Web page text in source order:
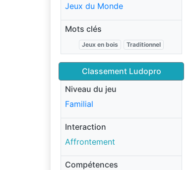
Jeux du Monde
Mots clés
Jeux en bois Traditionnel
Classement Ludopro
Niveau du jeu
Familial
Interaction
Affrontement
Compétences